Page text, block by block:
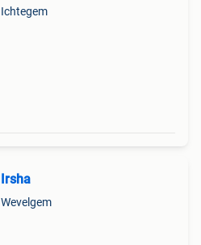
Ichtegem
Irsha
Wevelgem